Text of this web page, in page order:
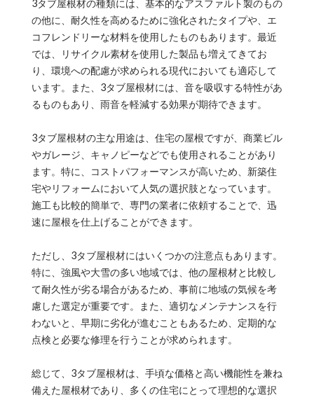
3タブ屋根材の種類には、基本的なアスファルト製のもの
の他に、耐久性を高めるために強化されたタイプや、エ
コフレンドリーな材料を使用したものもあります。最近
では、リサイクル素材を使用した製品も増えてきてお
り、環境への配慮が求められる現代においても適応して
います。また、3タブ屋根材には、音を吸収する特性があ
るものもあり、雨音を軽減する効果が期待できます。
3タブ屋根材の主な用途は、住宅の屋根ですが、商業ビル
やガレージ、キャノピーなどでも使用されることがあり
ます。特に、コストパフォーマンスが高いため、新築住
宅やリフォームにおいて人気の選択肢となっています。
施工も比較的簡単で、専門の業者に依頼することで、迅
速に屋根を仕上げることができます。
ただし、3タブ屋根材にはいくつかの注意点もあります。
特に、強風や大雪の多い地域では、他の屋根材と比較し
て耐久性が劣る場合があるため、事前に地域の気候を考
慮した選定が重要です。また、適切なメンテナンスを行
わないと、早期に劣化が進むこともあるため、定期的な
点検と必要な修理を行うことが求められます。
総じて、3タブ屋根材は、手頃な価格と高い機能性を兼ね
備えた屋根材であり、多くの住宅にとって理想的な選択